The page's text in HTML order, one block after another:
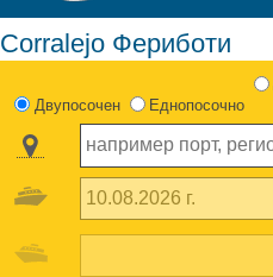
Corralejo Фериботи
Двупосочен Еднопосочно